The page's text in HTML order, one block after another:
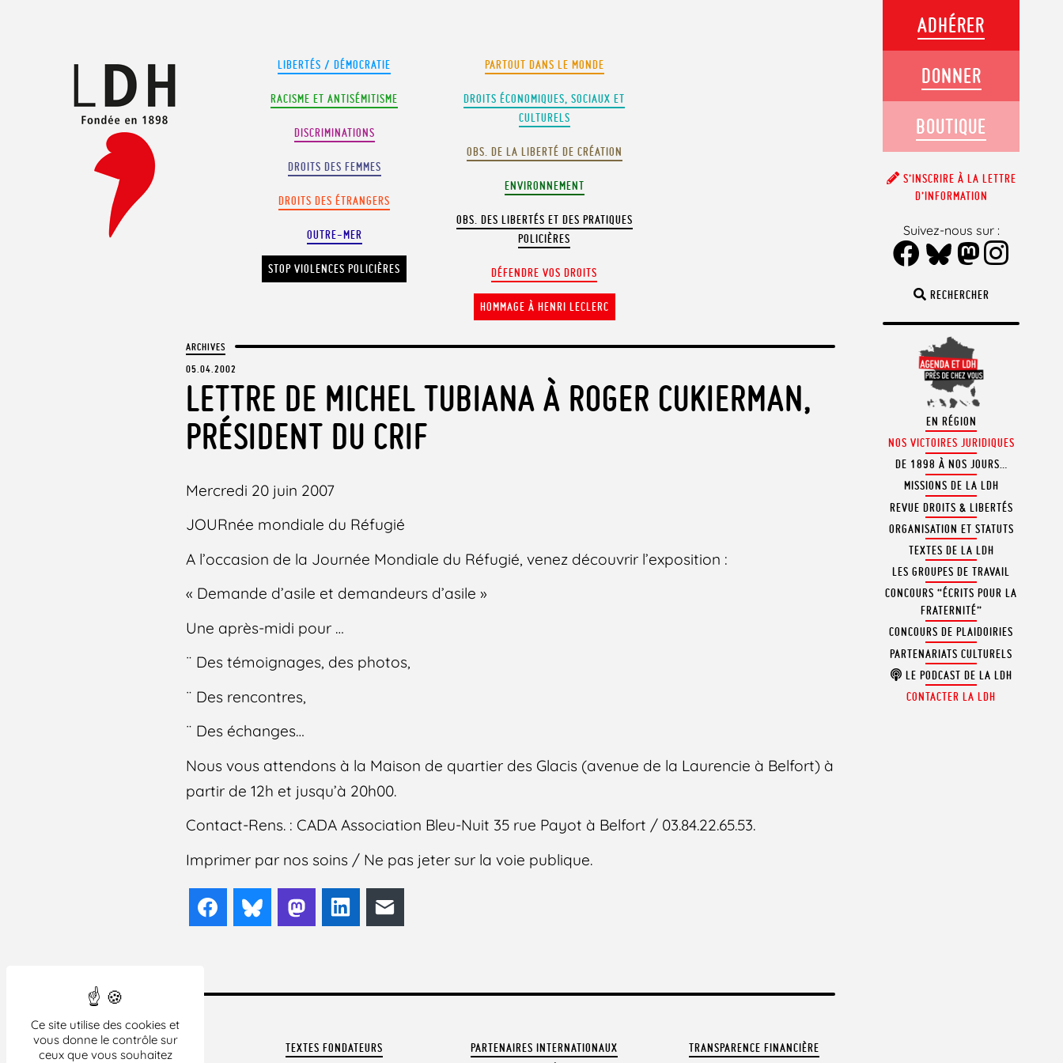
Ce site utilise des cookies et
vous donne le contrôle sur
ceux que vous souhaitez
LIBERTÉS / DÉMOCRATIE
RACISME ET ANTISÉMITISME
DISCRIMINATIONS
DROITS DES FEMMES
DROITS DES ÉTRANGERS
OUTRE-MER
STOP VIOLENCES POLICIÈRES
PARTOUT DANS LE MONDE
DROITS ÉCONOMIQUES, SOCIAUX ET
CULTURELS
OBS. DE LA LIBERTÉ DE CRÉATION
ENVIRONNEMENT
OBS. DES LIBERTÉS ET DES PRATIQUES
POLICIÈRES
DÉFENDRE VOS DROITS
HOMMAGE À HENRI LECLERC
ARCHIVES
05.04.2002
LETTRE DE MICHEL TUBIANA À ROGER CUKIERMAN,
PRÉSIDENT DU CRIF
Mercredi 20 juin 2007
JOURnée mondiale du Réfugié
A l’occasion de la Journée Mondiale du Réfugié, venez découvrir l’exposition :
« Demande d’asile et demandeurs d’asile »
Une après-midi pour …
¨ Des témoignages, des photos,
¨ Des rencontres,
¨ Des échanges…
Nous vous attendons à la Maison de quartier des Glacis (avenue de la Laurencie à Belfort) à
partir de 12h et jusqu’à 20h00.
Contact-Rens. : CADA Association Bleu-Nuit 35 rue Payot à Belfort / 03.84.22.65.53.
Imprimer par nos soins / Ne pas jeter sur la voie publique.
FacebookBlueskyMastodonLinkedIn
TEXTES FONDATEURS
PARTENAIRES INTERNATIONAUX
TRANSPARENCE FINANCIÈRE
RECHERCHER
EN RÉGION
NOS VICTOIRES JURIDIQUES
DE 1898 À NOS JOURS…
MISSIONS DE LA LDH
REVUE DROITS & LIBERTÉS
ORGANISATION ET STATUTS
TEXTES DE LA LDH
LES GROUPES DE TRAVAIL
CONCOURS “ÉCRITS POUR LA
FRATERNITÉ”
CONCOURS DE PLAIDOIRIES
PARTENARIATS CULTURELS
LE PODCAST DE LA LDH
CONTACTER LA LDH
ADHÉRER
DONNER
BOUTIQUE
S’INSCRIRE À LA LETTRE
D’INFORMATION
Suivez-nous sur :